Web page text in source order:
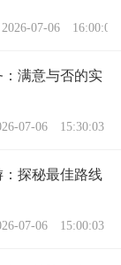
2026-07-06 16:00:03
满意与否的实
07-06 15:30:03
探秘最佳路线
07-06 15:00:03